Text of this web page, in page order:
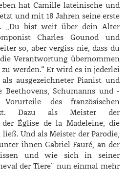
hat ­Camille lateinische und
und mit 18 Jahren seine erste
„Du bist weit über dein Alter
­Charles ­Gounod und
so, aber vergiss nie, dass du
Verantwortung übernommen
werden.“ Er wird es in jederlei
ausgezeichneter Pianist und
­Beethovens, ­Schumanns und
des französischen
Dazu als Meister der
Église de la ­Madeleine, die
Und als Meister der Parodie,
ihnen ­Gabriel ­Fauré, an der
und wie sich in seiner
der Tiere“ nun einmal mehr